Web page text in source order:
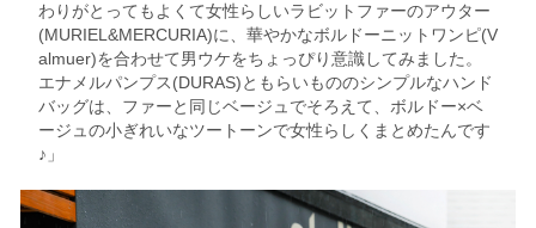
わりがとってもよくて女性らしいラビットファーのアウター
(MURIEL&MERCURIA)に、華やかなボルドーニットワンピ(V
almuer)を合わせて男ウケをちょっぴり意識してみました。
エナメルパンプス(DURAS)ともらいもののシンプルなハンド
バッグは、ファーと同じベージュでそろえて、ボルドー×ベ
ージュの小ぎれいなツートーンで女性らしくまとめたんです
♪」